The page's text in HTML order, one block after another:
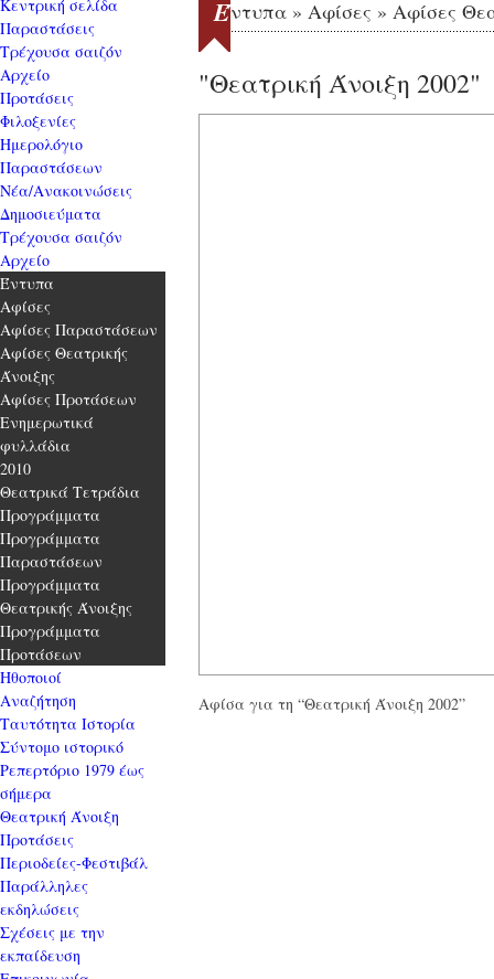
Κεντρική σελίδα
Παραστάσεις
Τρέχουσα σαιζόν
Αρχείο
Προτάσεις
Φιλοξενίες
Ημερολόγιο
Παραστάσεων
Νέα/Ανακοινώσεις
Δημοσιεύματα
Τρέχουσα σαιζόν
Αρχείο
Έντυπα
Αφίσες
Αφίσες Παραστάσεων
Αφίσες Θεατρικής
Άνοιξης
Αφίσες Προτάσεων
Ενημερωτικά
φυλλάδια
2010
Θεατρικά Τετράδια
Προγράμματα
Προγράμματα
Παραστάσεων
Προγράμματα
Θεατρικής Άνοιξης
Προγράμματα
Προτάσεων
Ηθοποιοί
Αναζήτηση
Ταυτότητα Ιστορία
Σύντομο ιστορικό
Ρεπερτόριο 1979 έως
σήμερα
Θεατρική Άνοιξη
Προτάσεις
Περιοδείες-Φεστιβάλ
Παράλληλες
εκδηλώσεις
Σχέσεις με την
εκπαίδευση
Έντυπα » Αφίσες » Αφίσες
"Θεατρική Άνοιξη 2002"
Αφίσα για τη “Θεατρική Άνοιξη 2002”